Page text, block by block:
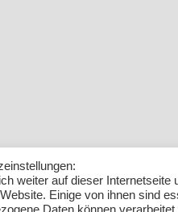
weiter auf dieser
Einige von ihnen sind